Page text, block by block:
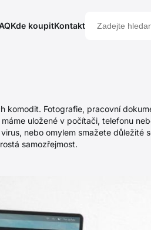
Kde koupitKontakt
komodit. Fotografie, pracovní
uložené v počítači, telefonu
nebo omylem smažete důležité
samozřejmost.